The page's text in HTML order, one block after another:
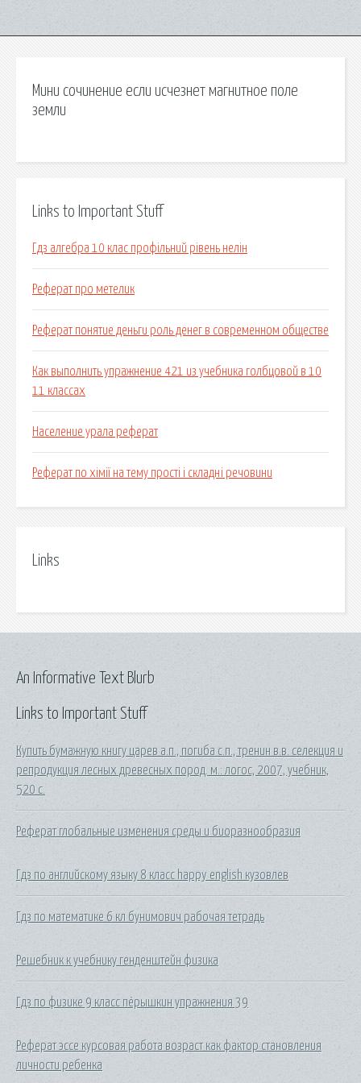
Мини сочинение если исчезнет магнитное поле
земли
Links to Important Stuff
Гдз алгебра 10 клас профільний рівень нелін
Реферат про метелик
Реферат понятие деньги роль денег в современном обществе
Как выполнить упражнение 421 из учебника голбцовой в 10
11 классах
Население урала реферат
Реферат по хімії на тему прості і складні речовини
Links
Links to Important Stuff
Купить бумажную книгу царев а.п., погиба с.п., тренин в.в. селекция и
репродукция лесных древесных пород. м.: логос, 2007, учебник,
520 с.
Реферат глобальные изменения среды и биоразнообразия
Гдз по английскому языку 8 класс happy english кузовлев
Гдз по математике 6 кл бунимович рабочая тетрадь
Решебник к учебнику генденштейн физика
Гдз по физике 9 класс пёрышкин упражнения 39
Реферат эссе курсовая работа возраст как фактор становления
личности ребенка
An Informative Text Blurb